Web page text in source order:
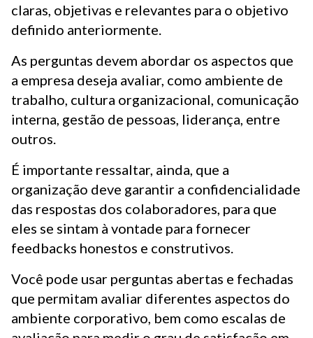
claras, objetivas e relevantes para o objetivo
definido anteriormente.
As perguntas devem abordar os aspectos que
a empresa deseja avaliar, como ambiente de
trabalho, cultura organizacional, comunicação
interna, gestão de pessoas, liderança, entre
outros.
É importante ressaltar, ainda, que a
organização deve garantir a confidencialidade
das respostas dos colaboradores, para que
eles se sintam à vontade para fornecer
feedbacks honestos e construtivos.
Você pode usar perguntas abertas e fechadas
que permitam avaliar diferentes aspectos do
ambiente corporativo, bem como escalas de